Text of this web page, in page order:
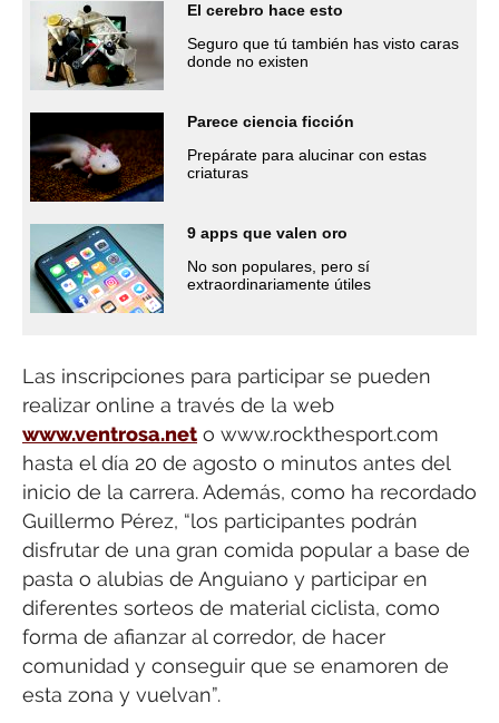
El cerebro hace esto
Seguro que tú también has visto caras
donde no existen
Parece ciencia ficción
Prepárate para alucinar con estas
criaturas
9 apps que valen oro
No son populares, pero sí
extraordinariamente útiles
Las inscripciones para participar se pueden
realizar online a través de la web
www.ventrosa.net o www.rockthesport.com
hasta el día 20 de agosto o minutos antes del
inicio de la carrera. Además, como ha recordado
Guillermo Pérez, “los participantes podrán
disfrutar de una gran comida popular a base de
pasta o alubias de Anguiano y participar en
diferentes sorteos de material ciclista, como
forma de afianzar al corredor, de hacer
comunidad y conseguir que se enamoren de
esta zona y vuelvan”.